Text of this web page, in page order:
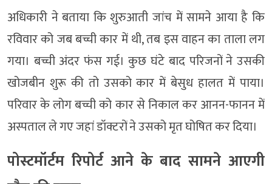
अधिकारी ने बताया कि शुरुआती जांच में सामने आया है कि
रविवार को जब बच्ची कार में थी, तब इस वाहन का ताला लग
गया। बच्ची अंदर फंस गई। कुछ घंटे बाद परिजनों ने उसकी
खोजबीन शुरू की तो उसको कार में बेसुध हालत में पाया।
परिवार के लोग बच्ची को कार से निकाल कर आनन-फानन में
अस्पताल ले गए जहां डॉक्टरों ने उसको मृत घोषित कर दिया।
पोस्टमॉर्टम रिपोर्ट आने के बाद सामने आएगी